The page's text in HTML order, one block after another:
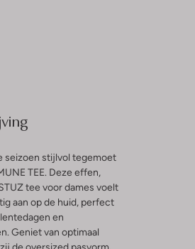
seizoen stijlvol tegemoet
TEE. Deze effen,
tee voor dames voelt
aan op de huid, perfect
en
Geniet van optimaal